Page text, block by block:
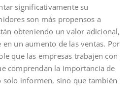
significativamente su
son más propensos a
obteniendo un valor adicional,
un aumento de las ventas. Por
que las empresas trabajen con
comprendan la importancia de
solo informen, sino que también